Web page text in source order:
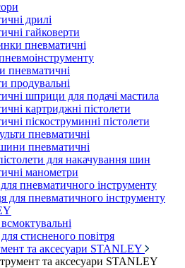
дрилі
гайковерти
пневматичні
пневматичні
продувальні
шприци для подачі мастила
картриджні пістолети
піскоструминні пістолети
пневматичні
пневматичні
для накачування шин
манометри
пневматичного інструменту
для пневматичного інструменту
стисненого повітря
та аксесуари STANLEY
та аксесуари STANLEY